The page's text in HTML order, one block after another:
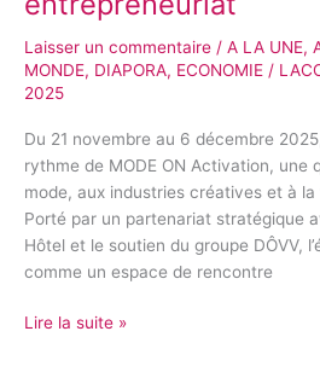
Laisser un commentaire / A LA UNE,
MONDE, DIAPORA, ECONOMIE /
2025
Du 21 novembre au 6 décembre
rythme de MODE ON Activation, une
mode, aux industries créatives et à
Porté par un partenariat stratégique
Hôtel et le soutien du groupe DÔVV,
comme un espace de rencontre
Lire la suite »